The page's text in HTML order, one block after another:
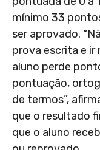
mínimo 33
ser aprovado.
prova escrita e ir
aluno perde
pontuação,
de termos”,
que o resultado
que o aluno